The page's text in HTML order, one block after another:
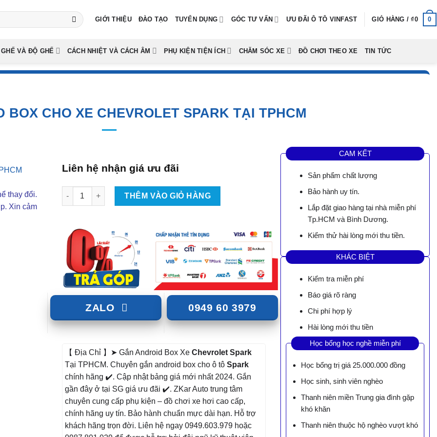
GIỚI THIỆU ĐÀO TẠO TUYỂN DỤNG GÓC TƯ VẤN ƯU ĐÃI Ô TÔ VINFAST GIỎ HÀNG /₫0 0
VÀ ĐỘ GHẾ CÁCH NHIỆT VÀ CÁCH ÂM PHỤ KIỆN TIỆN ÍCH CHĂM SÓC XE ĐỒ CHƠI THEO XE TIN TỨC
BOX CHO XE CHEVROLET SPARK TẠI TPHCM
thay đổi.
Xin cảm
Liên hệ nhận giá ưu đãi
Lắp Android Box Cho Xe Chevrolet Spark Tại TpHCM số lượng
THÊM VÀO GIỎ HÀNG
ZALO 0949 60 3979
【 Địa Chỉ 】➤ Gắn Android Box Xe Chevrolet Spark
Tại TPHCM. Chuyên gắn android box cho ô tô Spark
chính hãng ✔️. Cập nhật bảng giá mới nhất 2024. Gắn
gần đây ở tại SG giá ưu đãi ✔️. ZKar Auto trung tâm
chuyên cung cấp phụ kiện – đồ chơi xe hơi cao cấp,
chính hãng uy tín. Bảo hành chuẩn mực dài hạn. Hỗ trợ
khách hãng trọn đời. Liên hệ ngay 0949.603.979 hoặc
CAM KẾT
Sản phẩm chất lượng
Bảo hành uy tín.
Lắp đặt giao hàng tại nhà miễn phí
Tp.HCM và Bình Dương.
Kiểm thử hài lòng mới thu tiền.
KHÁC BIỆT
Kiểm tra miễn phí
Báo giá rõ ràng
Chi phí hợp lý
Hài lòng mới thu tiền
Học bổng học nghề miễn phí
Học bổng trị giá 25.000.000 đồng
Học sinh, sinh viên nghèo
Thanh niên miền Trung gia đình gặp
khó khăn
Thanh niên thuộc hộ nghèo vượt khó